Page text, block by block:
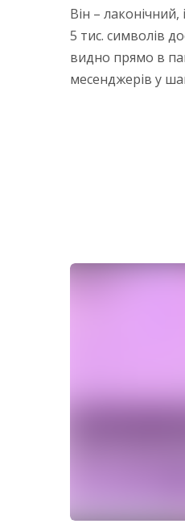
Він –
5 тис. символів
видно прямо в
месенджерів у